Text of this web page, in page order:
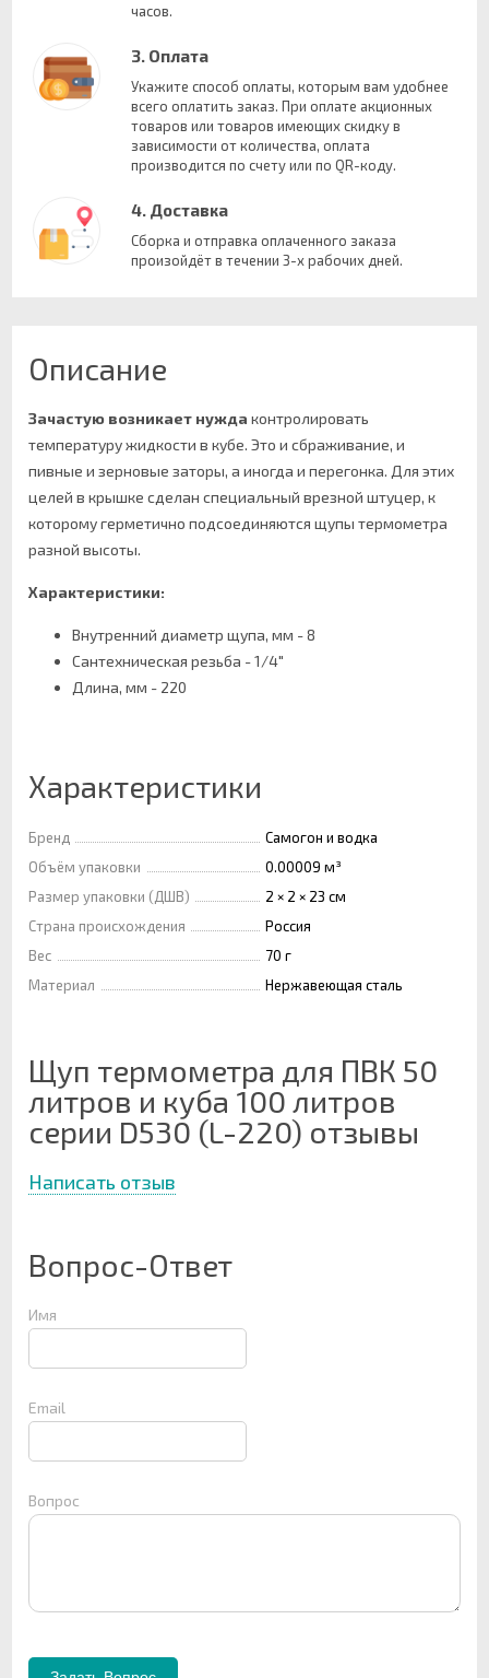
часов.
3. Оплата
Укажите способ оплаты, которым вам удобнее
всего оплатить заказ. При оплате акционных
товаров или товаров имеющих скидку в
зависимости от количества, оплата
производится по счету или по QR-коду.
4. Доставка
Сборка и отправка оплаченного заказа
произойдёт в течении 3-х рабочих дней.
Описание
Зачастую возникает нужда контролировать
температуру жидкости в кубе. Это и сбраживание, и
пивные и зерновые заторы, а иногда и перегонка. Для этих
целей в крышке сделан специальный врезной штуцер, к
которому герметично подсоединяются щупы термометра
разной высоты.
Характеристики:
Внутренний диаметр щупа, мм - 8
Сантехническая резьба - 1/4"
Длина, мм - 220
Характеристики
Бренд
Самогон и водка
Объём упаковки
0.00009 м³
Размер упаковки (ДШВ)
2 × 2 × 23 см
Страна происхождения
Россия
Вес
70 г
Материал
Нержавеющая сталь
Щуп термометра для ПВК 50
литров и куба 100 литров
серии D530 (L-220) отзывы
Написать отзыв
Вопрос-Ответ
Имя
Email
Вопрос